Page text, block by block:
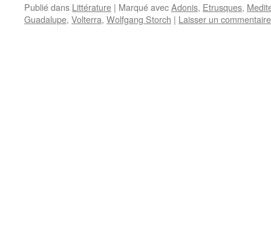
Publié dans Littérature | Marqué avecAdonis, Etrusques,
Guadalupe, Volterra, Wolfgang Storch | Laisser un commentaire